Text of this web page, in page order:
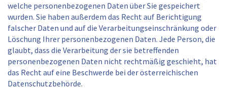
welche personenbezogenen Daten über Sie gespeichert
wurden. Sie haben außerdem das Recht auf Berichtigung
falscher Daten und auf die Verarbeitungseinschränkung oder
Löschung Ihrer personenbezogenen Daten. Jede Person, die
glaubt, dass die Verarbeitung der sie betreffenden
personenbezogenen Daten nicht rechtmäßig geschieht, hat
das Recht auf eine Beschwerde bei der österreichischen
Datenschutzbehörde.